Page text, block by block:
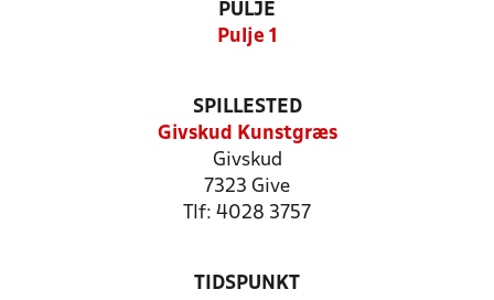
PULJE
Pulje 1
SPILLESTED
Givskud Kunstgræs
Givskud
7323 Give
Tlf: 4028 3757
TIDSPUNKT